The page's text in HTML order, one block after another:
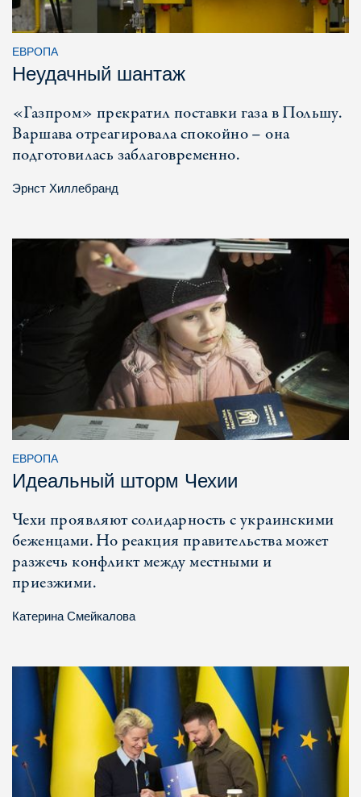
ЕВРОПА
Неудачный шантаж
«Газпром» прекратил поставки газа в Польшу.
Варшава отреагировала спокойно – она
подготовилась заблаговременно.
Эрнст Хиллебранд
ЕВРОПА
Идеальный шторм Чехии
Чехи проявляют солидарность с украинскими
беженцами. Но реакция правительства может
разжечь конфликт между местными и
приезжими.
Катерина Смейкалова